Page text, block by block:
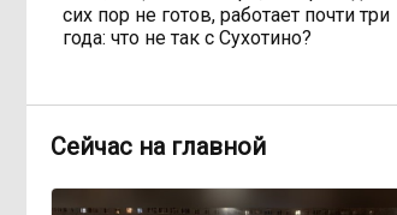
сих пор не готов, работает почти три
года: что не так с Сухотино?
11:02, Вчера От 35 до 60 процентов за
две недели: как Забайкалье
готовится к зиме
Сейчас на главной